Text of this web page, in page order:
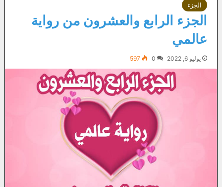
الجزء
الجزء الرابع والعشرون من رواية
عالمي
يوليو 6, 2022 0
597